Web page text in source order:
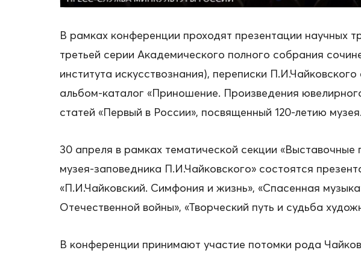
В рамках конференции проходят презентации научных
третьей серии Академического полного собрания
института искусствознания), переписки
альбом-каталог «Приношение. Произведения
статей «Первый в России», посвященный 120-летию музея.
30 апреля в рамках тематической секции
музея-заповедника П.И.Чайковского» состоятся
«П.И.Чайковский. Симфония и жизнь», «Спасенная
Отечественной войны», «Творческий путь и судьба
В конференции принимают участие потомки рода